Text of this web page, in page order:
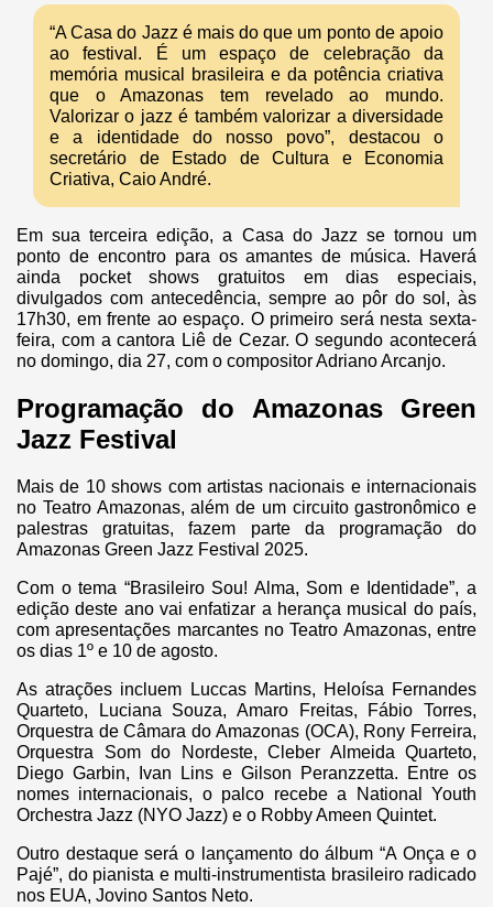
“A Casa do Jazz é mais do que um ponto de apoio
ao festival. É um espaço de celebração da
memória musical brasileira e da potência criativa
que o Amazonas tem revelado ao mundo.
Valorizar o jazz é também valorizar a diversidade
e a identidade do nosso povo”, destacou o
secretário de Estado de Cultura e Economia
Criativa, Caio André.
Em sua terceira edição, a Casa do Jazz se tornou um
ponto de encontro para os amantes de música. Haverá
ainda pocket shows gratuitos em dias especiais,
divulgados com antecedência, sempre ao pôr do sol, às
17h30, em frente ao espaço. O primeiro será nesta sexta-
feira, com a cantora Liê de Cezar. O segundo acontecerá
no domingo, dia 27, com o compositor Adriano Arcanjo.
Programação do Amazonas Green
Jazz Festival
Mais de 10 shows com artistas nacionais e internacionais
no Teatro Amazonas, além de um circuito gastronômico e
palestras gratuitas, fazem parte da programação do
Amazonas Green Jazz Festival 2025.
Com o tema “Brasileiro Sou! Alma, Som e Identidade”, a
edição deste ano vai enfatizar a herança musical do país,
com apresentações marcantes no Teatro Amazonas, entre
os dias 1º e 10 de agosto.
As atrações incluem Luccas Martins, Heloísa Fernandes
Quarteto, Luciana Souza, Amaro Freitas, Fábio Torres,
Orquestra de Câmara do Amazonas (OCA), Rony Ferreira,
Orquestra Som do Nordeste, Cleber Almeida Quarteto,
Diego Garbin, Ivan Lins e Gilson Peranzzetta. Entre os
nomes internacionais, o palco recebe a National Youth
Orchestra Jazz (NYO Jazz) e o Robby Ameen Quintet.
Outro destaque será o lançamento do álbum “A Onça e o
Pajé”, do pianista e multi-instrumentista brasileiro radicado
nos EUA, Jovino Santos Neto.